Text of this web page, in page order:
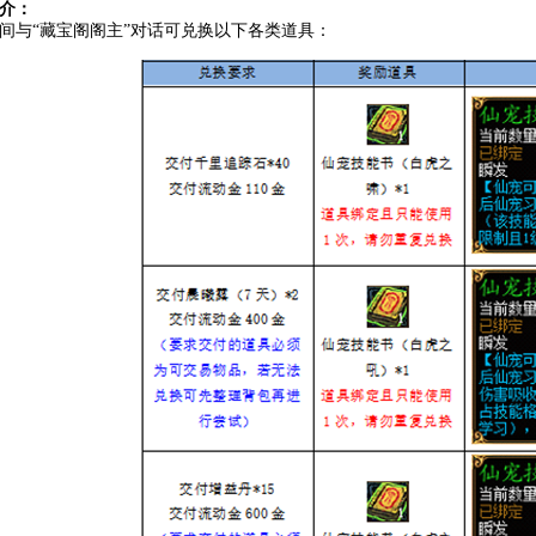
：
与“藏宝阁阁主”对话可兑换以下各类道具：